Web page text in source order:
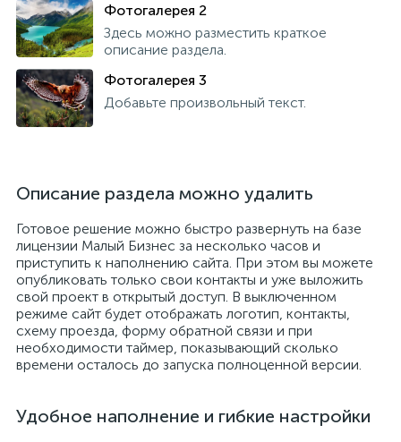
Фотогалерея 2
Здесь можно разместить краткое
описание раздела.
Фотогалерея 3
Добавьте произвольный текст.
Описание раздела можно удалить
Готовое решение можно быстро развернуть на базе
лицензии Малый Бизнес за несколько часов и
приступить к наполнению сайта. При этом вы можете
опубликовать только свои контакты и уже выложить
свой проект в открытый доступ. В выключенном
режиме сайт будет отображать логотип, контакты,
схему проезда, форму обратной связи и при
необходимости таймер, показывающий сколько
времени осталось до запуска полноценной версии.
Удобное наполнение и гибкие настройки